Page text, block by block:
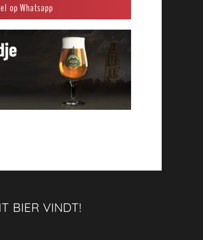
op Whatsapp
BIER VINDT!